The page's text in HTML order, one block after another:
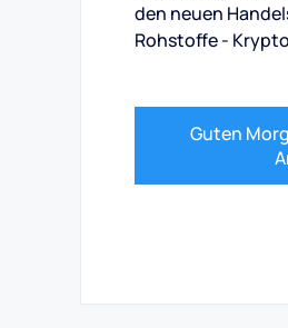
den neuen
Rohstoffe -
Guten